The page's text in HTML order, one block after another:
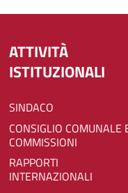
ATTIVITÀ
ISTITUZIONALI
SINDACO
CONSIGLIO COMUNALE E
COMMISSIONI
RAPPORTI
INTERNAZIONALI